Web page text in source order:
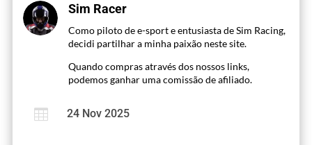
Sim Racer
Como piloto de e-sport e entusiasta de Sim Racing,
decidi partilhar a minha paixão neste site.
Quando compras através dos nossos links,
podemos ganhar uma comissão de afiliado.
 24 Nov 2025